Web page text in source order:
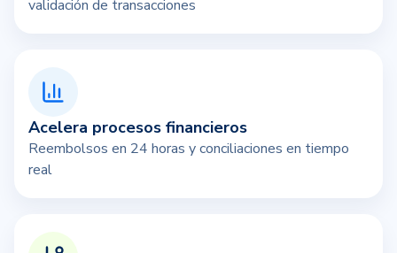
validación de transacciones
Acelera procesos financieros
Reembolsos en 24 horas y conciliaciones en tiempo
real